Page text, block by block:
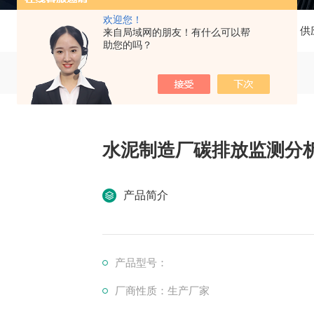
欢迎您！
来自局域网的朋友！有什么可以帮
助您的吗？
当前位置：首页 产品中心 供
水泥制造厂碳排放监测分
产品简介
产品型号：
厂商性质：生产厂家